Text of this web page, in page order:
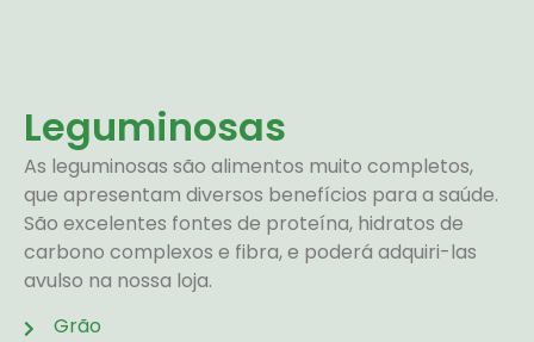
Leguminosas
As leguminosas são alimentos muito completos,
que apresentam diversos benefícios para a saúde.
São excelentes fontes de proteína, hidratos de
carbono complexos e fibra, e poderá adquiri-las
avulso na nossa loja.
Grão